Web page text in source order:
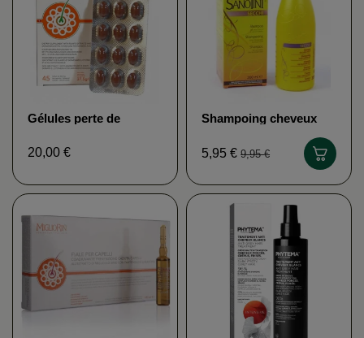
Gélules perte de
cassants MIGLIORIN
20,00 €
Shampoing cheveux
5,95 €9,95 €